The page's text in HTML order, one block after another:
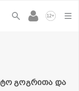
12+
გოგრითა და